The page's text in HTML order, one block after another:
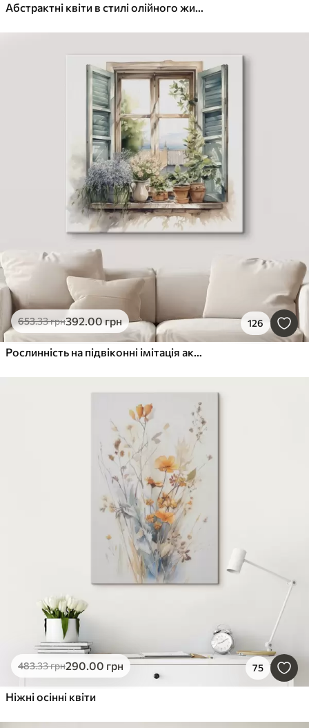
Абстрактні квіти в стилі олійного живопису
653.33грн392.00 грн 126
Рослинність на підвіконні імітація акварелі
483.33грн290.00 грн 75
Ніжні осінні квіти